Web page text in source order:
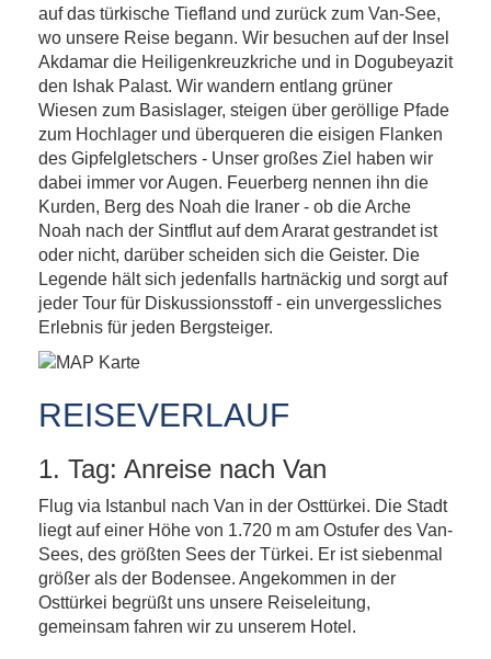
auf das türkische Tiefland und zurück zum Van-See,
wo unsere Reise begann. Wir besuchen auf der Insel
Akdamar die Heiligenkreuzkriche und in Dogubeyazit
den Ishak Palast. Wir wandern entlang grüner
Wiesen zum Basislager, steigen über geröllige Pfade
zum Hochlager und überqueren die eisigen Flanken
des Gipfelgletschers - Unser großes Ziel haben wir
dabei immer vor Augen. Feuerberg nennen ihn die
Kurden, Berg des Noah die Iraner - ob die Arche
Noah nach der Sintflut auf dem Ararat gestrandet ist
oder nicht, darüber scheiden sich die Geister. Die
Legende hält sich jedenfalls hartnäckig und sorgt auf
jeder Tour für Diskussionsstoff - ein unvergessliches
Erlebnis für jeden Bergsteiger.
REISEVERLAUF
1. Tag: Anreise nach Van
Flug via Istanbul nach Van in der Osttürkei. Die Stadt
liegt auf einer Höhe von 1.720 m am Ostufer des Van-
Sees, des größten Sees der Türkei. Er ist siebenmal
größer als der Bodensee. Angekommen in der
Osttürkei begrüßt uns unsere Reiseleitung,
gemeinsam fahren wir zu unserem Hotel.